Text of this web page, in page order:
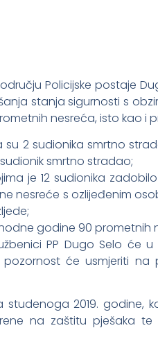
Policijske postaje
stanja sigurnosti s
nesreća, isto kao i
2 sudionika smrtno
smrtno stradao;
je 12 sudionika
nesreće s ozlijeđenim
godine 90 prometnih
PP Dugo Selo će
će usmjeriti na
2019. godine,
na zaštitu pješaka